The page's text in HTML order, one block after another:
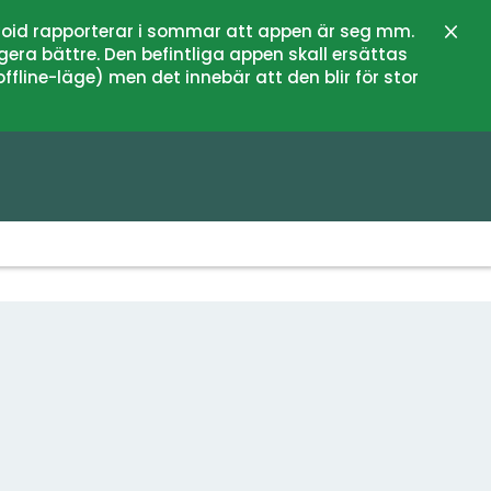
rapporterar i sommar att appen är seg mm.
bättre. Den befintliga appen skall ersättas
läge) men det innebär att den blir för stor